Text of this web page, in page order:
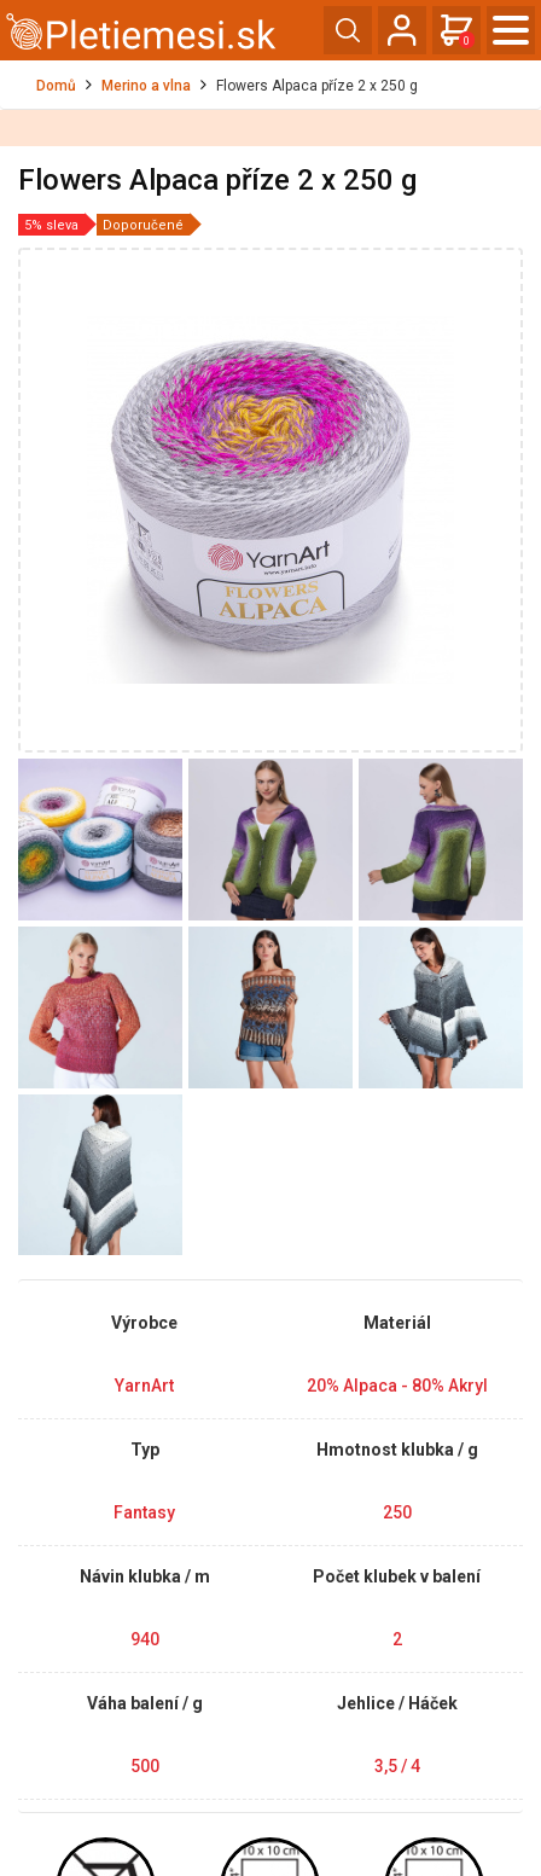
0
Domů Merino a vlna Flowers Alpaca příze 2 x 250 g
Flowers Alpaca příze 2 x 250 g
5% sleva Doporučené
Výrobce
YarnArt
Materiál
20% Alpaca - 80% Akryl
Typ
Fantasy
Hmotnost klubka / g
250
Návin klubka / m
940
Počet klubek v balení
2
Váha balení / g
500
Jehlice / Háček
3,5 / 4